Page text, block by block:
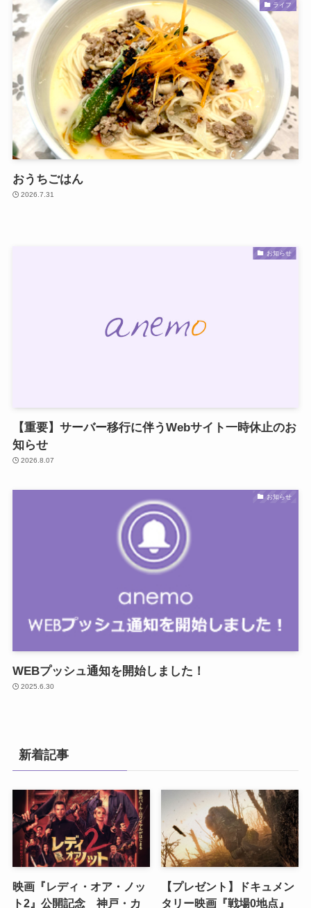
ライフ
おうちごはん
2026.7.31
お知らせ
【重要】サーバー移行に伴うWebサイト一時休止のお
知らせ
2026.8.07
お知らせ
WEBプッシュ通知を開始しました！
2025.6.30
新着記事
映画『レディ・オア・ノッ
ト2』公開記念 神戸・カ
【プレゼント】ドキュメン
タリー映画『戦場0地点』